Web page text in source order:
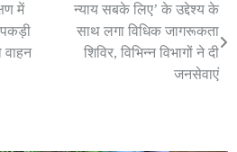
में
पकड़ी
वाहन
न्याय सबके लिए’ के उद्देश्य के
साथ लगा विधिक जागरूकता
शिविर, विभिन्न विभागों ने दी
जनसेवाएं